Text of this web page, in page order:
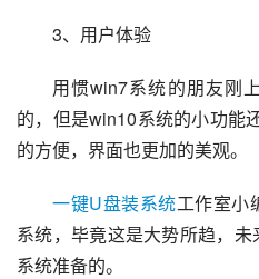
3、用户体验
用惯win7系统的朋友刚
的，但是win10系统的小功能
的方便，界面也更加的美观。
一键U盘装系统工作室小
系统，毕竟这是大势所趋，
系统准备的。